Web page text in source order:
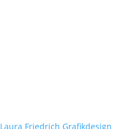
Laura Friedrich Grafikdesign